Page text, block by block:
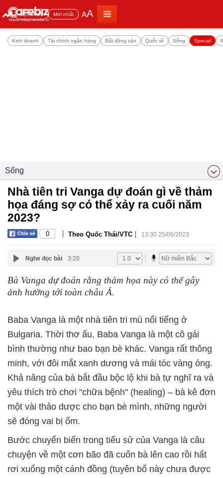
Đọc nhiều Mới nhất AA
Kinh doanh Tài chính ngân hàng Bất động sản Quốc tế Sống Special
Sống
Nhà tiên tri Vanga dự đoán gì về thảm
họa đáng sợ có thể xảy ra cuối năm
2023?
0 | Theo Quốc Thái/VTC | 13:30 25/06/2023
Nghe đọc bài 3:20
Bà Vanga dự đoán rằng thảm họa này có thể gây
ảnh hưởng tới toàn châu Á.
Baba Vanga là một nhà tiên tri mù nổi tiếng ở
Bulgaria. Thời thơ ấu, Baba Vanga là một cô gái
bình thường như bao bạn bè khác. Vanga rất thông
minh, với đôi mắt xanh dương và mái tóc vàng óng.
Khả năng của bà bắt đầu bộc lộ khi bà tự nghĩ ra và
yêu thích trò chơi "chữa bệnh" (healing) – bà kê đơn
một vài thảo dược cho bạn bè mình, những người
sẽ đóng vai bị ốm.
Bước chuyển biến trong tiểu sử của Vanga là câu
chuyện về một cơn bão đã cuốn bà lên cao rồi hất
rơi xuống một cánh đồng (tuyên bố này chưa được